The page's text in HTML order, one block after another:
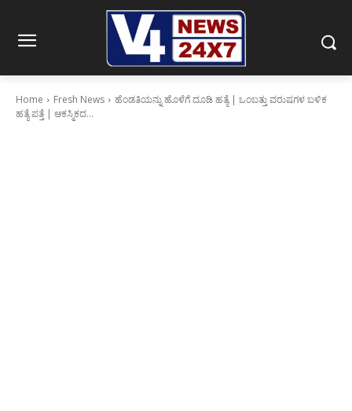
Home Fresh News
ಹೆಂಡತಿಯನ್ನು ಹೊಳೆಗೆ ದೂಡಿ ಹತ್ಯೆ | ಒಂಬತ್ತು ವರುಷಗಳ ಬಳಿಕ
ಹತ್ಯೆ ಪತ್ತೆ | ಆಕಸ್ಮಿಕದ...